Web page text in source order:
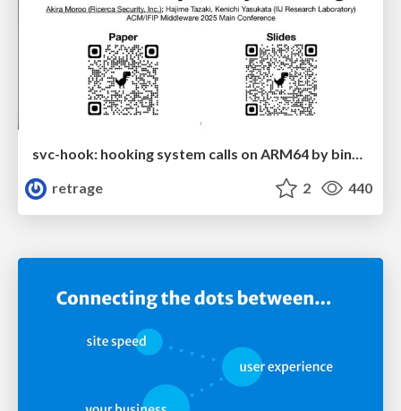
svc-hook: hooking system calls on ARM64 by binary rewriting
retrage
2 440